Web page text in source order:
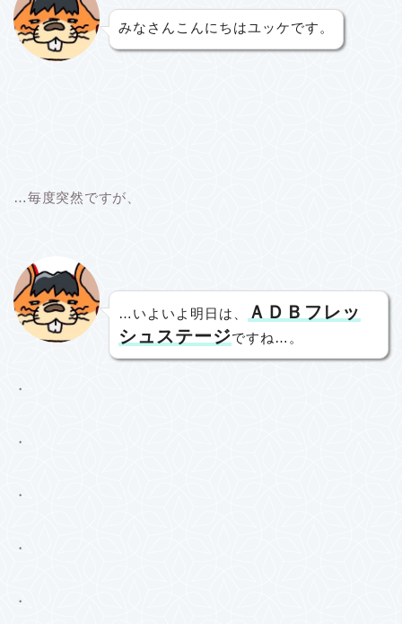
みなさんこんにちはユッケです。
…毎度突然ですが、
…いよいよ明日は、
ＡＤＢフレッ
シュステージですね…。
・
・
・
・
・